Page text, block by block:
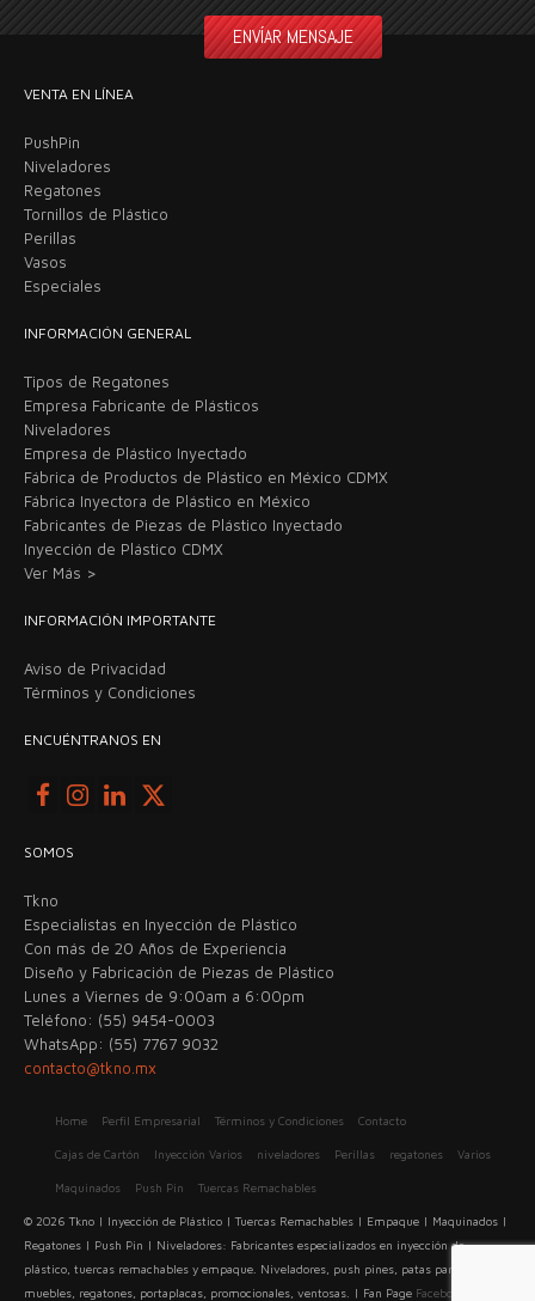
VENTA EN LÍNEA
PushPin
Niveladores
Regatones
Tornillos de Plástico
Perillas
Vasos
Especiales
INFORMACIÓN GENERAL
Tipos de Regatones
Empresa Fabricante de Plásticos
Niveladores
Empresa de Plástico Inyectado
Fábrica de Productos de Plástico en México CDMX
Fábrica Inyectora de Plástico en México
Fabricantes de Piezas de Plástico Inyectado
Inyección de Plástico CDMX
Ver Más >
INFORMACIÓN IMPORTANTE
Aviso de Privacidad
Términos y Condiciones
ENCUÉNTRANOS EN
SOMOS
Tkno
Especialistas en Inyección de Plástico
Con más de 20 Años de Experiencia
Diseño y Fabricación de Piezas de Plástico
Lunes a Viernes de 9:00am a 6:00pm
Teléfono: (55) 9454-0003
WhatsApp: (55) 7767 9032
contacto@tkno.mx
Home Perfil Empresarial Términos y Condiciones Contacto
Cajas de Cartón Inyección Varios niveladores Perillas regatones Varios
Maquinados Push Pin Tuercas Remachables
© 2026 Tkno | Inyección de Plástico | Tuercas Remachables | Empaque | Maquinados |
Regatones | Push Pin | Niveladores: Fabricantes especializados en inyección de
plástico, tuercas remachables y empaque. Niveladores, push pines, patas para
muebles, regatones, portaplacas, promocionales, ventosas. | Fan Page Facebook